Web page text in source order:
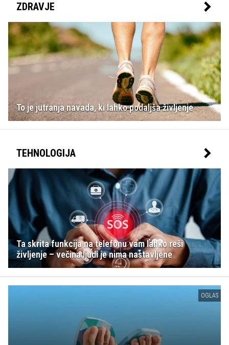
ZDRAVJE
To je jutranja navada, ki lahko podaljša življenje
TEHNOLOGIJA
Ta skrita funkcija na telefonu vam lahko reši
življenje – večina ljudi je nima nastavljene
OGLAS